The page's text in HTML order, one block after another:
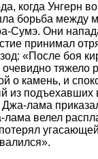
когда Унгерн
борьба между
Сумэ. Они
принимал
«После боя
тяжело
о камень, и
подъехавших
Джа-лама
велел